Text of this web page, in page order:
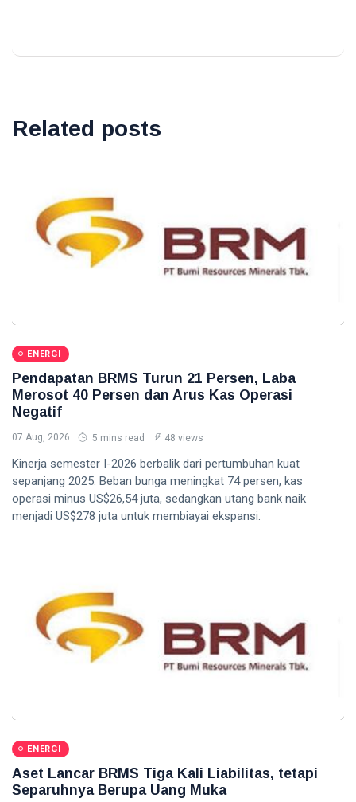
Related posts
ENERGI
Pendapatan BRMS Turun 21 Persen, Laba
Merosot 40 Persen dan Arus Kas Operasi
Negatif
07 Aug, 2026 5 mins read 48 views
Kinerja semester I-2026 berbalik dari pertumbuhan kuat
sepanjang 2025. Beban bunga meningkat 74 persen, kas
operasi minus US$26,54 juta, sedangkan utang bank naik
menjadi US$278 juta untuk membiayai ekspansi.
ENERGI
Aset Lancar BRMS Tiga Kali Liabilitas, tetapi
Separuhnya Berupa Uang Muka